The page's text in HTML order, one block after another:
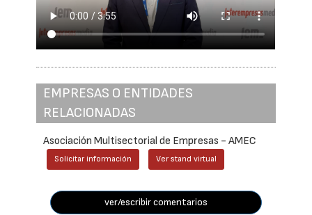
EMPRESAS O ENTIDADES
RELACIONADAS
Asociación Multisectorial de Empresas - AMEC
Solicitar información Ver stand virtual
ver/escribir comentarios